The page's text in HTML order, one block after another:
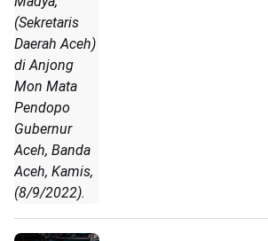
(Sekretaris
Daerah Aceh)
di Anjong
Mon Mata
Pendopo
Gubernur
Aceh, Banda
Aceh, Kamis,
(8/9/2022).